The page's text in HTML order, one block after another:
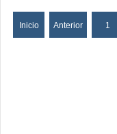
Inicio Anterior 1